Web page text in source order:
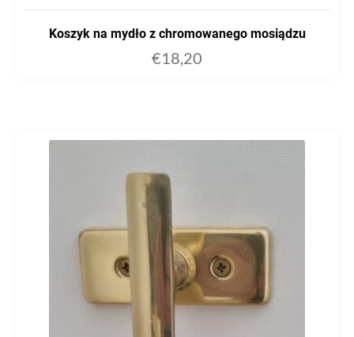
Koszyk na mydło z chromowanego mosiądzu
€18,20